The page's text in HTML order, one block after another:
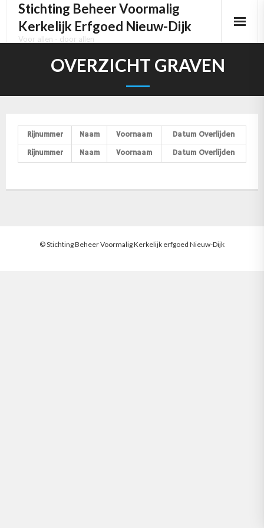
Stichting Beheer Voormalig
Kerkelijk Erfgoed Nieuw-Dijk
Voor allen - door allen
Het Kerkhof
Activiteiten
Media
OVERZICHT GRAVEN
Rijnummer Naam Voornaam Datum Overlijden
Rijnummer Naam Voornaam Datum Overlijden
© Stichting Beheer Voormalig Kerkelijk erfgoed Nieuw-Dijk